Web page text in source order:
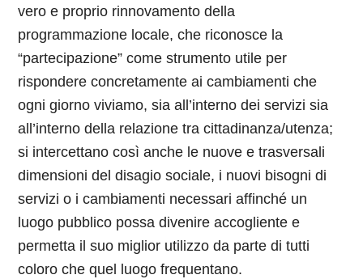
vero e proprio rinnovamento della
programmazione locale, che riconosce la
“partecipazione” come strumento utile per
rispondere concretamente ai cambiamenti che
ogni giorno viviamo, sia all’interno dei servizi sia
all’interno della relazione tra cittadinanza/utenza;
si intercettano così anche le nuove e trasversali
dimensioni del disagio sociale, i nuovi bisogni di
servizi o i cambiamenti necessari affinché un
luogo pubblico possa divenire accogliente e
permetta il suo miglior utilizzo da parte di tutti
coloro che quel luogo frequentano.